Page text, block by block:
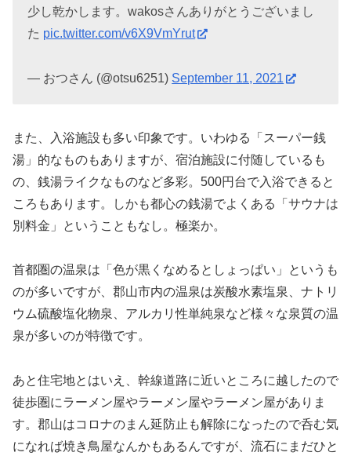
少し乾かします。wakosさんありがとうございまし
た pic.twitter.com/v6X9VmYrut
— おつさん (@otsu6251) September 11, 2021
また、入浴施設も多い印象です。いわゆる「スーパー銭
湯」的なものもありますが、宿泊施設に付随しているも
の、銭湯ライクなものなど多彩。500円台で入浴できると
ころもあります。しかも都心の銭湯でよくある「サウナは
別料金」ということもなし。極楽か。
首都圏の温泉は「色が黒くなめるとしょっぱい」というも
のが多いですが、郡山市内の温泉は炭酸水素塩泉、ナトリ
ウム硫酸塩化物泉、アルカリ性単純泉など様々な泉質の温
泉が多いのが特徴です。
あと住宅地とはいえ、幹線道路に近いところに越したので
徒歩圏にラーメン屋やラーメン屋やラーメン屋がありま
す。郡山はコロナのまん延防止も解除になったので呑む気
になれば焼き鳥屋なんかもあるんですが、流石にまだひと